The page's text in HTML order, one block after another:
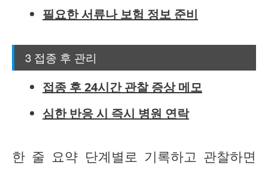
필요한 서류나 보험 정보 준비
3 접종 후 관리
접종 후 24시간 관찰 증상 메모
심한 반응 시 즉시 병원 연락
한 줄 요약 단계별로 기록하고 관찰하면